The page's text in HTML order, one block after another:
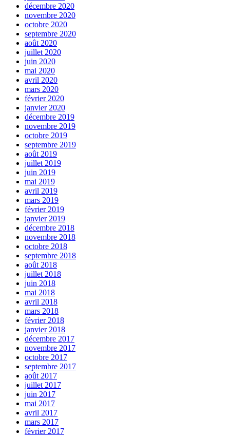
décembre 2020
novembre 2020
octobre 2020
septembre 2020
août 2020
juillet 2020
juin 2020
mai 2020
avril 2020
mars 2020
février 2020
janvier 2020
décembre 2019
novembre 2019
octobre 2019
septembre 2019
août 2019
juillet 2019
juin 2019
mai 2019
avril 2019
mars 2019
février 2019
janvier 2019
décembre 2018
novembre 2018
octobre 2018
septembre 2018
août 2018
juillet 2018
juin 2018
mai 2018
avril 2018
mars 2018
février 2018
janvier 2018
décembre 2017
novembre 2017
octobre 2017
septembre 2017
août 2017
juillet 2017
juin 2017
mai 2017
avril 2017
mars 2017
février 2017